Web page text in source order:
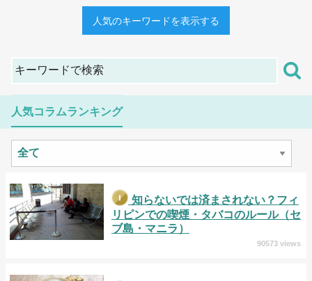
人気のキーワードを表示する
人気コラムランキング
知らないでは済まされない？フィ
リピンでの喫煙・タバコのルール（セ
ブ島・マニラ）
90573 views